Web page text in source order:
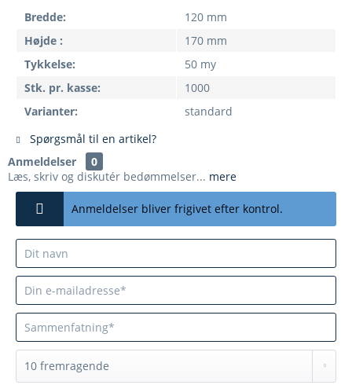
Bredde:
120 mm
Højde :
170 mm
Tykkelse:
50 my
Stk. pr. kasse:
1000
Varianter:
standard
Spørgsmål til en artikel?
Anmeldelser
0
Læs, skriv og diskutér bedømmelser... mere
Anmeldelser bliver frigivet efter kontrol.